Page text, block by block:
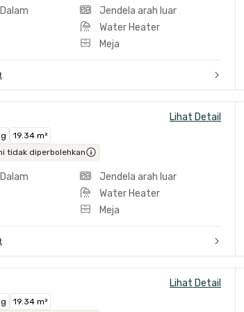
Jendela arah luar
Water Heater
Meja
Lihat Detail
19.34 m²
tidak diperbolehkan
Jendela arah luar
Water Heater
Meja
Lihat Detail
19.34 m²